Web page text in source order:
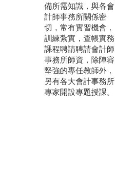
備所需知識，與各會
計師事務所關係密
切，常有實習機會，
訓練紮實，查帳實務
課程聘請聘請會計師
事務所師資，除陣容
堅強的專任教師外，
另有各大會計事務所
專家開設專題授課。